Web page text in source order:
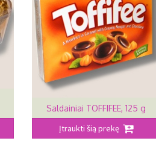
Saldainiai TOFFIFEE, 125 g
Įtraukti šią prekę